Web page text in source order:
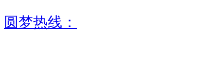
圆梦热线：